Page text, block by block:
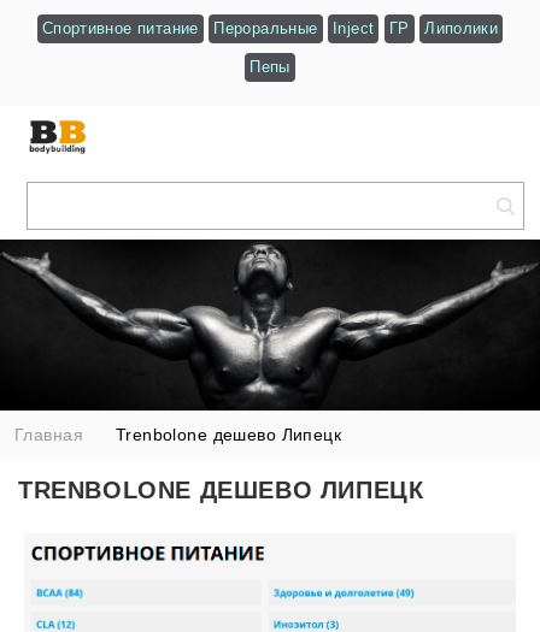
Спортивное питание Пероральные Inject ГР Липолики
Пепы
Главная Trenbolone дешево Липецк
TRENBOLONE ДЕШЕВО ЛИПЕЦК